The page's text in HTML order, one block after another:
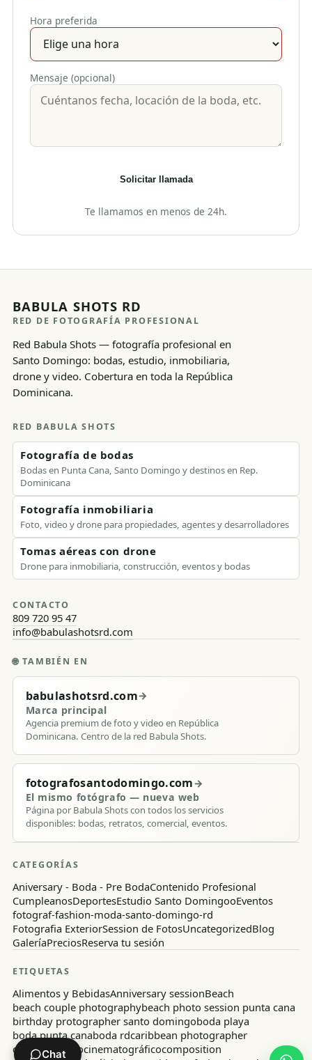
Hora preferida
Mensaje (opcional)
Solicitar llamada
Te llamamos en menos de 24h.
BABULA SHOTS RD
RED DE FOTOGRAFÍA PROFESIONAL
Red Babula Shots — fotografía profesional en
Santo Domingo: bodas, estudio, inmobiliaria,
drone y video. Cobertura en toda la República
Dominicana.
RED BABULA SHOTS
Fotografía de bodas
Bodas en Punta Cana, Santo Domingo y destinos en Rep.
Dominicana
Fotografía inmobiliaria
Foto, video y drone para propiedades, agentes y desarrolladores
Tomas aéreas con drone
Drone para inmobiliaria, construcción, eventos y bodas
CONTACTO
809 720 95 47
info@babulashotsrd.com
🌐 TAMBIÉN EN
babulashotsrd.com→
Marca principal
Agencia premium de foto y video en República
Dominicana. Centro de la red Babula Shots.
fotografosantodomingo.com→
El mismo fotógrafo — nueva web
Página por Babula Shots con todos los servicios
disponibles: bodas, retratos, comercial, eventos.
CATEGORÍAS
Aniversary - Boda - Pre BodaContenido Profesional
CumpleanosDeportesEstudio Santo DomingooEventos
fotograf-fashion-moda-santo-domingo-rd
Fotografia ExteriorSession de FotosUncategorizedBlog
GaleríaPreciosReserva tu sesión
ETIQUETAS
Alimentos y BebidasAnniversary sessionBeach
beach couple photographybeach photo session punta cana
birthday protographer santo domingoboda playa
boda punta canaboda rdcaribbean photographer
casa de campocinematográficocomposition
Chat